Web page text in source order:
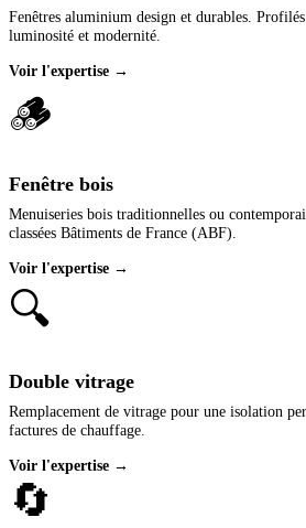
Fenêtres aluminium design et durables.
luminosité et modernité.
Voir l'expertise →
🪵
Fenêtre bois
Menuiseries bois traditionnelles ou
classées Bâtiments de France (ABF).
Voir l'expertise →
🔍
Double vitrage
Remplacement de vitrage pour une isolation
factures de chauffage.
Voir l'expertise →
🔄